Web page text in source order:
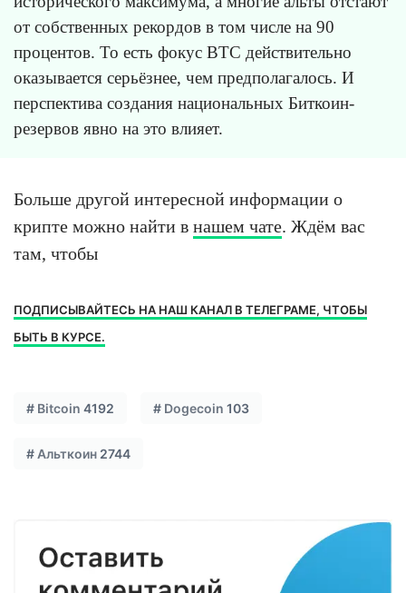
от собственных рекордов в том числе на 90
процентов. То есть фокус BTC действительно
оказывается серьёзнее, чем предполагалось. И
перспектива создания национальных Биткоин-
резервов явно на это влияет.
Больше другой интересной информации о
крипте можно найти в нашем чате. Ждём вас
там, чтобы
ПОДПИСЫВАЙТЕСЬ НА НАШ КАНАЛ В ТЕЛЕГРАМЕ, ЧТОБЫ
БЫТЬ В КУРСЕ.
# Bitcoin 4192 # Dogecoin 103
# Альткоин 2744